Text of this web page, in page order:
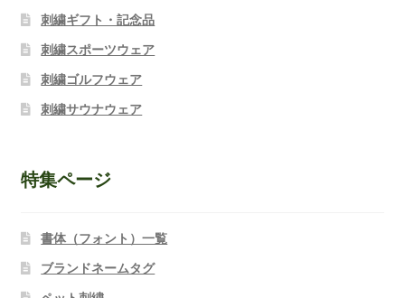
刺繍ギフト・記念品
刺繍スポーツウェア
刺繍ゴルフウェア
刺繍サウナウェア
特集ページ
書体（フォント）一覧
ブランドネームタグ